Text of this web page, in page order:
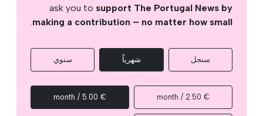
ask you to support The Portugal News by
making a contribution – no matter how small
.
سنجل شهرياً سنوي
€ 2.50 / month
€ 5.00 / month